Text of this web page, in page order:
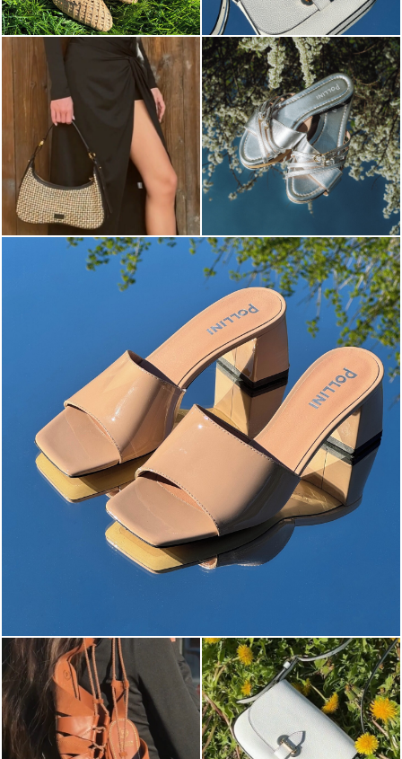
The most-wanted mules and sandals are now on sale. ...